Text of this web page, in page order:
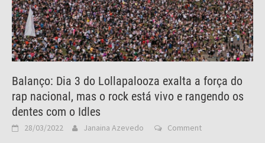
Balanço: Dia 3 do Lollapalooza exalta a força do
rap nacional, mas o rock está vivo e rangendo os
dentes com o Idles
28/03/2022 Janaina Azevedo Comment